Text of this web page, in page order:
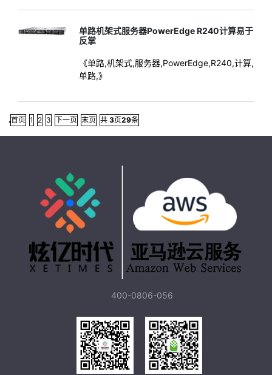
单路机架式服务器PowerEdge R240计算易于
反掌
《单路,机架式,服务器,PowerEdge,R240,计算,
单路,》
首页 1 2 3 下一页 末页 共 3页29条
400-0806-056